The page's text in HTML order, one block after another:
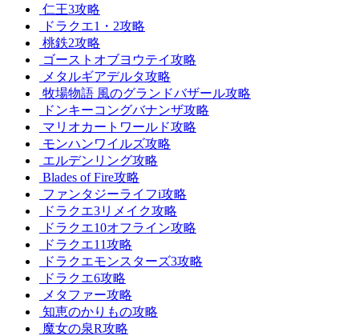
仁王3攻略
ドラクエ1・2攻略
桃鉄2攻略
ゴーストオブヨウテイ攻略
メタルギアデルタ攻略
牧場物語 風のグランドバザール攻略
ドンキーコングバナンザ攻略
マリオカートワールド攻略
モンハンワイルズ攻略
エルデンリング攻略
Blades of Fire攻略
ファンタジーライフi攻略
ドラクエ3リメイク攻略
ドラクエ10オフライン攻略
ドラクエ11攻略
ドラクエモンスターズ3攻略
ドラクエ6攻略
メタファー攻略
知恵のかりもの攻略
魔女の泉R攻略